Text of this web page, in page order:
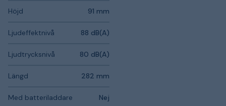
Höjd 91 mm
Ljudeffektnivå 88 dB(A)
Ljudtrycksnivå 80 dB(A)
Längd 282 mm
Med batteriladdare Nej